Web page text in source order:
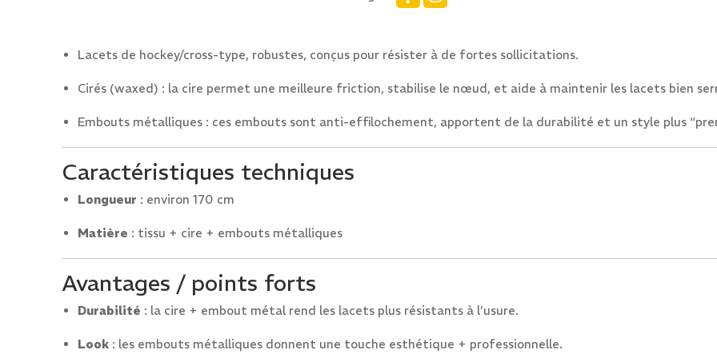
Lacets de hockey/cross-type, robustes, conçus pour résister à de fortes sollicitations.
Cirés (waxed) : la cire permet une meilleure friction, stabilise le nœud, et aide à maintenir les lacets bien
Embouts métalliques : ces embouts sont anti-effilochement, apportent de la durabilité et un style plus
Caractéristiques techniques
Longueur : environ 170 cm
Matière : tissu + cire + embouts métalliques
Avantages / points forts
Durabilité : la cire + embout métal rend les lacets plus résistants à l’usure.
Look : les embouts métalliques donnent une touche esthétique + professionnelle.